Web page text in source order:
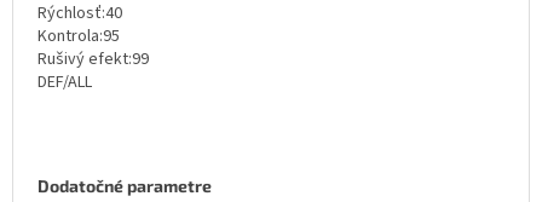
Rýchlosť:40
Kontrola:95
Rušivý efekt:99
DEF/ALL
Dodatočné parametre